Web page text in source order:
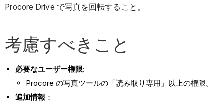
Procore Drive で写真を回転すること。
考慮すべきこと
必要なユーザー権限:
Procore の写真ツールの「読み取り専用」以上の権限。
追加情報 ：